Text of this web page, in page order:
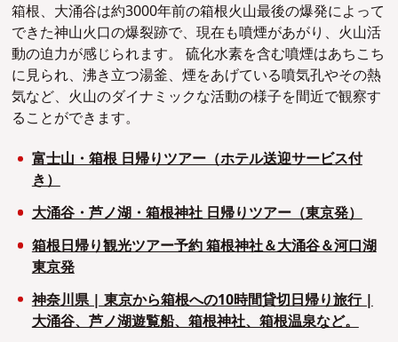
箱根、大涌谷は約3000年前の箱根火山最後の爆発によって
できた神山火口の爆裂跡で、現在も噴煙があがり、火山活
動の迫力が感じられます。 硫化水素を含む噴煙はあちこち
に見られ、沸き立つ湯釜、煙をあげている噴気孔やその熱
気など、火山のダイナミックな活動の様子を間近で観察す
ることができます。
富士山・箱根 日帰りツアー（ホテル送迎サービス付
き）
大涌谷・芦ノ湖・箱根神社 日帰りツアー（東京発）
箱根日帰り観光ツアー予約 箱根神社＆大涌谷＆河口湖
東京発
神奈川県 | 東京から箱根への10時間貸切日帰り旅行 |
大涌谷、芦ノ湖遊覧船、箱根神社、箱根温泉など。